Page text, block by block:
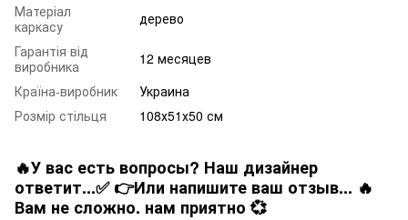
Матеріал
каркасу
дерево
Гарантія від
виробника
12 месяцев
Країна-виробник
Украина
Розмір стільця
108х51х50 см
🔥У вас есть вопросы? Наш дизайнер
ответит...✅ 👉Или напишите ваш отзыв... 🔥
Вам не сложно. нам приятно 💞